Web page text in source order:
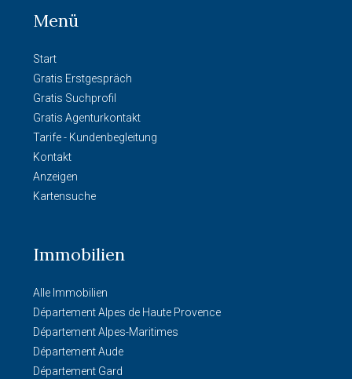
Menü
Start
Gratis Erstgespräch
Gratis Suchprofil
Gratis Agenturkontakt
Tarife - Kundenbegleitung
Kontakt
Anzeigen
Kartensuche
Immobilien
Alle Immobilien
Département Alpes de Haute Provence
Département Alpes-Maritimes
Département Aude
Département Gard